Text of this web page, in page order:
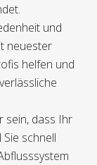
und
neuester
helfen und
sein, dass Ihr
schnell